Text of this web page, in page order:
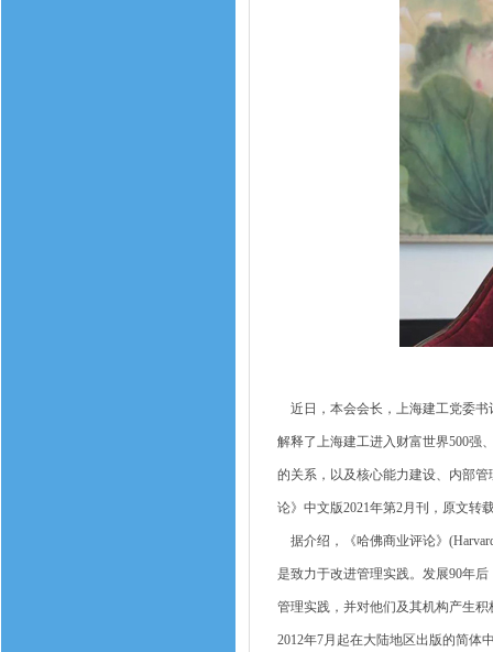
近日，本会会长，上海建工党委书
解释了上海建工进入财富世界500强
的关系，以及核心能力建设、内部
论》中文版2021年第2月刊，原文转
据介绍，《哈佛商业评论》
是致力于改进管理实践。发展90年
管理实践，并对他们及其机构产生
2012年7月起在大陆地区出版的简体